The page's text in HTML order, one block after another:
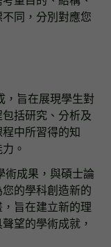
同，分別對應您
，旨在展現學生對
括研究、分析及
中所習得的知
。
術成果，與碩士論
的學科創造新的
旨在建立新的理
望的學術成就，